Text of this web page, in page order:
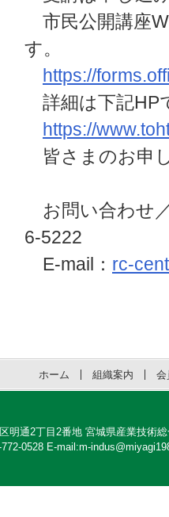
市民公開講座
す。
https://
詳細は下記HP
https://
皆さまのお申
お問い合わせ
6-5222
E-mail： rc-
ホーム 組織案内 会
明通2丁目2番地 宮城県産業技術
0528 E-mail:m-